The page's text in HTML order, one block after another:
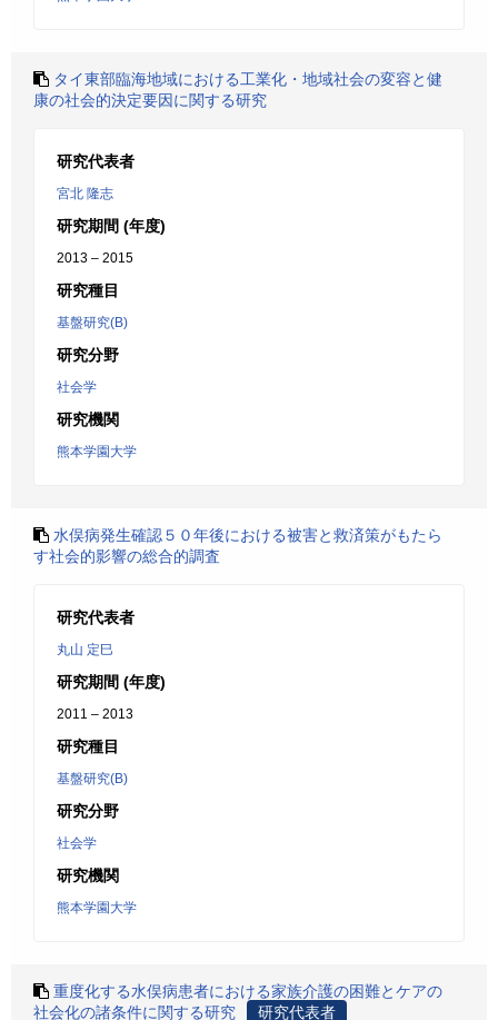
タイ東部臨海地域における工業化・地域社会の変容と健
康の社会的決定要因に関する研究
研究代表者
宮北 隆志
研究期間 (年度)
2013 – 2015
研究種目
基盤研究(B)
研究分野
社会学
研究機関
熊本学園大学
水俣病発生確認５０年後における被害と救済策がもたら
す社会的影響の総合的調査
研究代表者
丸山 定巳
研究期間 (年度)
2011 – 2013
研究種目
基盤研究(B)
研究分野
社会学
研究機関
熊本学園大学
重度化する水俣病患者における家族介護の困難とケアの
社会化の諸条件に関する研究
研究代表者